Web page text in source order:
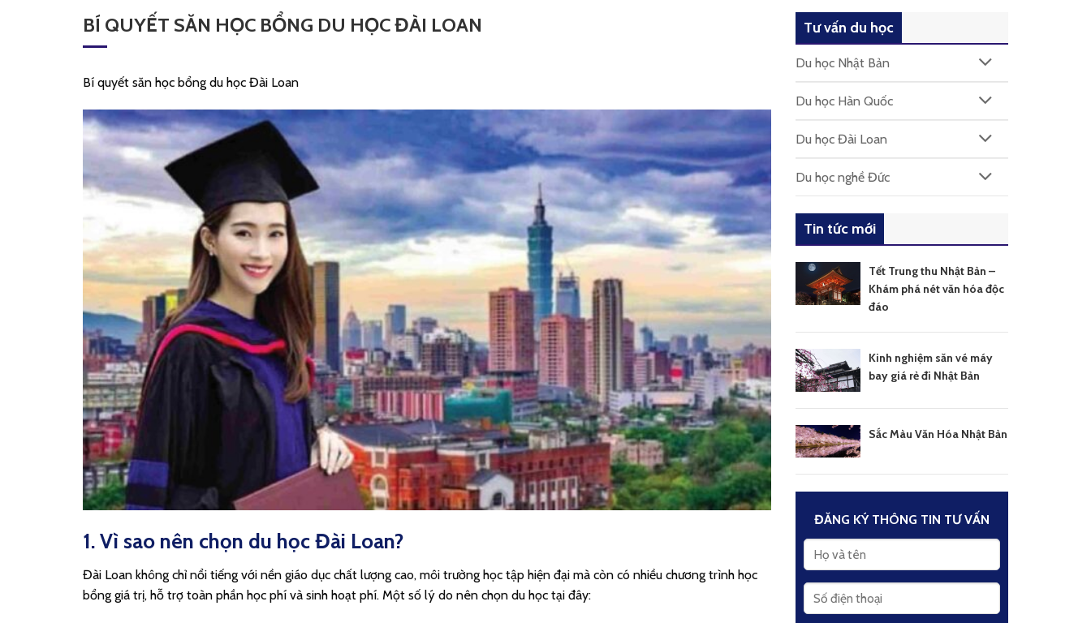
BÍ QUYẾT SĂN HỌC BỔNG DU HỌC ĐÀI LOAN
Bí quyết săn học bổng du học Đài Loan
1. Vì sao nên chọn du học Đài Loan?
Đài Loan không chỉ nổi tiếng với nền giáo dục chất lượng cao, môi trường học tập hiện đại mà còn có nhiều chương trình học
bổng giá trị, hỗ trợ toàn phần học phí và sinh hoạt phí. Một số lý do nên chọn du học tại đây:
Tư vấn du học
Du học Nhật Bản
Du học Hàn Quốc
Du học Đài Loan
Du học nghề Đức
Tin tức mới
Tết Trung thu Nhật Bản –
Khám phá nét văn hóa độc
đáo
Kinh nghiệm săn vé máy
bay giá rẻ đi Nhật Bản
Sắc Màu Văn Hóa Nhật Bản
ĐĂNG KÝ THÔNG TIN TƯ VẤN